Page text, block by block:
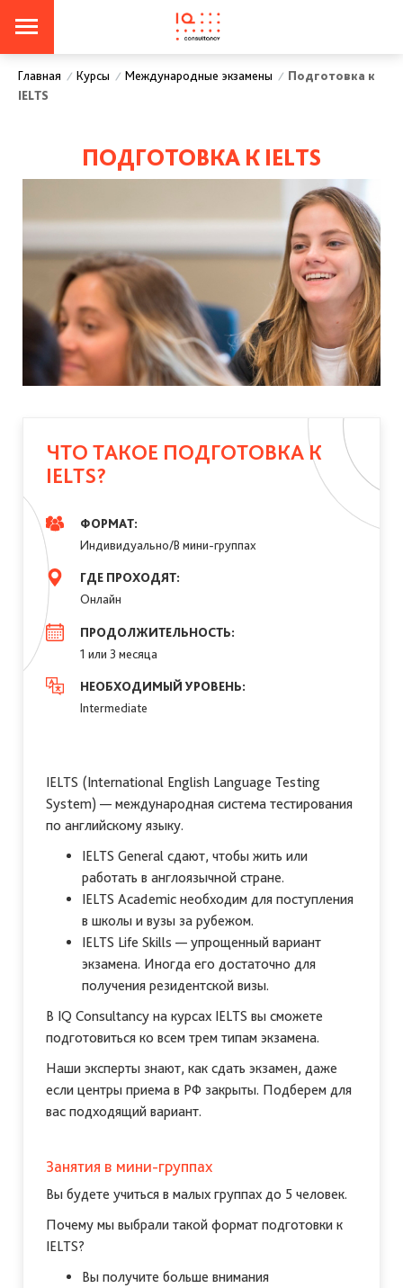
Главная / Курсы / Международные экзамены / Подготовка к
IELTS
ПОДГОТОВКА К IELTS
ЧТО ТАКОЕ ПОДГОТОВКА К
IELTS?
ФОРМАТ:
Индивидуально/В мини-группах
ГДЕ ПРОХОДЯТ:
Онлайн
ПРОДОЛЖИТЕЛЬНОСТЬ:
1 или 3 месяца
НЕОБХОДИМЫЙ УРОВЕНЬ:
Intermediate
IELTS (International English Language Testing
System) — международная система тестирования
по английскому языку.
IELTS General сдают, чтобы жить или
работать в англоязычной стране.
IELTS Academic необходим для поступления
в школы и вузы за рубежом.
IELTS Life Skills — упрощенный вариант
экзамена. Иногда его достаточно для
получения резидентской визы.
В IQ Consultancy на курсах IELTS вы сможете
подготовиться ко всем трем типам экзамена.
Наши эксперты знают, как сдать экзамен, даже
если центры приема в РФ закрыты. Подберем для
вас подходящий вариант.
Занятия в мини-группах
Вы будете учиться в малых группах до 5 человек.
Почему мы выбрали такой формат подготовки к
IELTS?
Вы получите больше внимания